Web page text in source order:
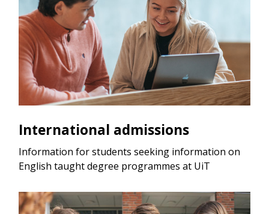
International admissions
Information for students seeking information on
English taught degree programmes at UiT